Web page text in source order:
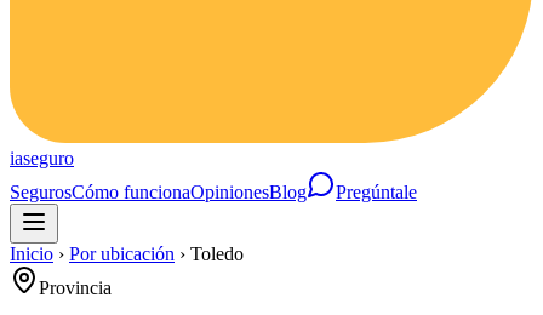
iaseguro
SegurosCómo funcionaOpinionesBlog Pregúntale
Inicio › Por ubicación › Toledo
Provincia